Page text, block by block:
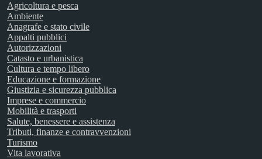
Agricoltura e pesca
Ambiente
Anagrafe e stato civile
Appalti pubblici
Autorizzazioni
Catasto e urbanistica
Cultura e tempo libero
Educazione e formazione
Giustizia e sicurezza pubblica
Imprese e commercio
Mobilità e trasporti
Salute, benessere e assistenza
Tributi, finanze e contravvenzioni
Turismo
Vita lavorativa